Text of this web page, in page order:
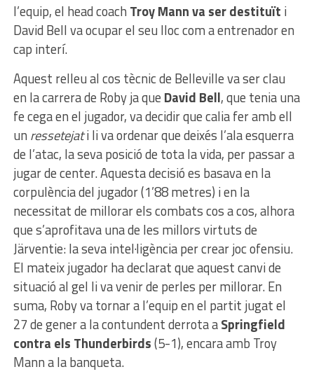
l’equip, el head coach Troy Mann va ser destituït i
David Bell va ocupar el seu lloc com a entrenador en
cap interí.
Aquest relleu al cos tècnic de Belleville va ser clau
en la carrera de Roby ja que David Bell, que tenia una
fe cega en el jugador, va decidir que calia fer amb ell
un ressetejati li va ordenar que deixés l’ala esquerra
de l’atac, la seva posició de tota la vida, per passar a
jugar de center. Aquesta decisió es basava en la
corpulència del jugador (1’88 metres) i en la
necessitat de millorar els combats cos a cos, alhora
que s’aprofitava una de les millors virtuts de
Järventie: la seva intel·ligència per crear joc ofensiu.
El mateix jugador ha declarat que aquest canvi de
situació al gel li va venir de perles per millorar. En
suma, Roby va tornar a l’equip en el partit jugat el
27 de gener a la contundent derrota aSpringfield
contra els Thunderbirds(5-1), encara amb Troy
Mann a la banqueta.